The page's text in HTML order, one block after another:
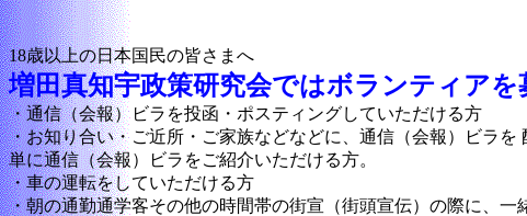
18歳以上の日本国民の皆さまへ
増田真知宇政策研究会ではボランティア
・通信（会報）ビラを投函・ポスティングしていただける方
・お知り合い・ご近所・ご家族などなどに、通信（会報）ビラ
単に通信（会報）ビラをご紹介いただける方。
・車の運転をしていただける方
・朝の通勤通学客その他の時間帯の街宣（街頭宣伝）の際に、